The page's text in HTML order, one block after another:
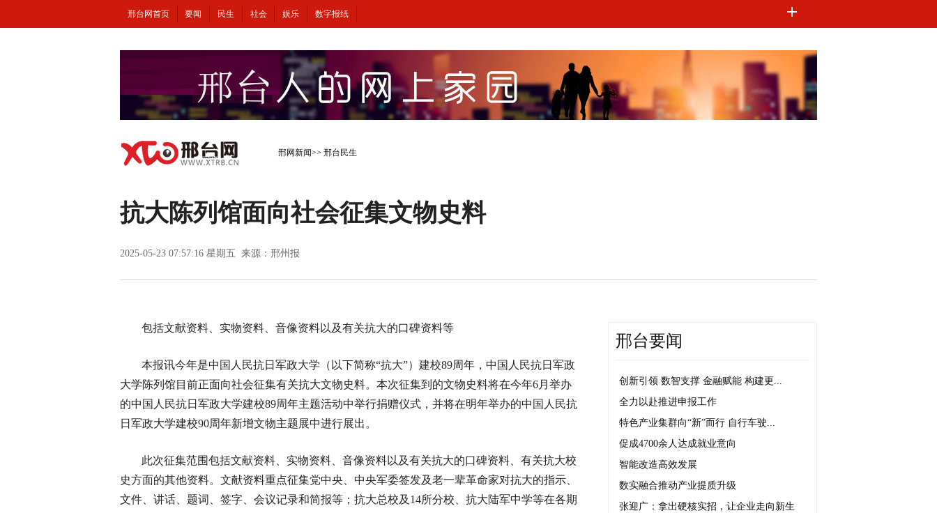
邢台网首页 要闻 民生 社会 娱乐 数字报纸
邢网新闻>> 邢台民生
抗大陈列馆面向社会征集文物史料
2025-05-23 07:57:16 星期五 来源：邢州报
包括文献资料、实物资料、音像资料以及有关抗大的口碑资料等
本报讯今年是中国人民抗日军政大学（以下简称“抗大”）建校89周年，中国人民抗日军政
大学陈列馆目前正面向社会征集有关抗大文物史料。本次征集到的文物史料将在今年6月举办
的中国人民抗日军政大学建校89周年主题活动中举行捐赠仪式，并将在明年举办的中国人民抗
日军政大学建校90周年新增文物主题展中进行展出。
此次征集范围包括文献资料、实物资料、音像资料以及有关抗大的口碑资料、有关抗大校
史方面的其他资料。文献资料重点征集党中央、中央军委签发及老一辈革命家对抗大的指示、
文件、讲话、题词、签字、会议记录和简报等；抗大总校及14所分校、抗大陆军中学等在各期
邢台要闻
创新引领 数智支撑 金融赋能 构建更...
全力以赴推进申报工作
特色产业集群向“新”而行 自行车驶...
促成4700余人达成就业意向
智能改造高效发展
数实融合推动产业提质升级
张迎广：拿出硬核实招，让企业走向新生